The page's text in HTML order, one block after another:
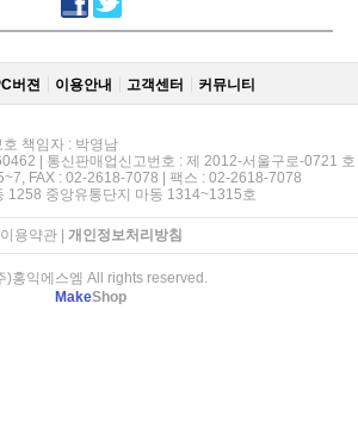
버젼 이용안내 고객센터 커뮤니티
책임자 : 박영남
| 통신판매업신고번호 : 제 2012-서울구로-0721 호
FAX : 02-2618-7078 | 팩스 : 02-2618-7078
1258 중앙유통단지 마동 1314~1315호
이용약관| 개인정보처리방침
홍익에스엠 All rights reserved.
MakeShop